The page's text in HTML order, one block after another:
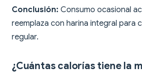
Conclusión: Consumo ocasional
reemplaza con harina integral para
regular.
¿Cuántas calorías tiene la